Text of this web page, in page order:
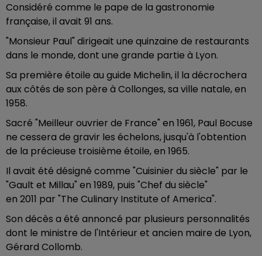
Considéré comme le pape de la gastronomie
française, il avait 91 ans.
"Monsieur Paul" dirigeait une quinzaine de restaurants
dans le monde, dont une grande partie à Lyon.
Sa première étoile au guide Michelin, il la décrochera
aux côtés de son père à Collonges, sa ville natale, en
1958.
Sacré "Meilleur ouvrier de France" en 1961, Paul Bocuse
ne cessera de gravir les échelons, jusqu'à l'obtention
de la précieuse troisième étoile, en 1965.
Il avait été désigné comme "Cuisinier du siècle" par le
"Gault et Millau" en 1989, puis "Chef du siècle"
en 2011 par "The Culinary Institute of America".
Son décès a été annoncé par plusieurs personnalités
dont le ministre de l'Intérieur et ancien maire de Lyon,
Gérard Collomb.